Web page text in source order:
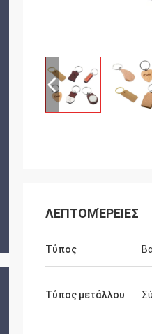
ΛΕΠΤΟΜΈΡΕΙΕΣ
Τύπος
Τύπος μετάλλου